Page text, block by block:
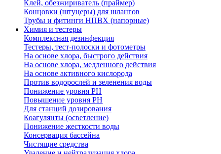
Клей, обезжириватель (праймер)
Концовки (штуцеры) для шлангов
Трубы и фитинги НПВХ (напорные)
Химия и тестеры
Комплексная дезинфекция
Тестеры, тест-полоски и фотометры
На основе хлора, быстрого действия
На основе хлора, медленного действия
На основе активного кислорода
Против водорослей и зеленения воды
Понижение уровня РН
Повышение уровня РН
Для станций дозирования
Коагулянты (осветление)
Понижение жесткости воды
Консервация бассейна
Чистящие средства